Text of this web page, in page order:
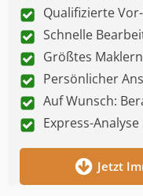
Qualifizierte
Schnelle
Größtes
Persönlicher
Auf Wunsch:
Express-
Jetzt